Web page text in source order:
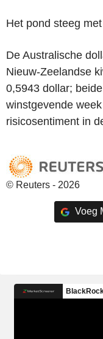
Het pond steeg
De Australische
Nieuw-Zeelandse
0,5943 dollar;
winstgevende
risicosentiment in
© Reuters - 2026
Voeg